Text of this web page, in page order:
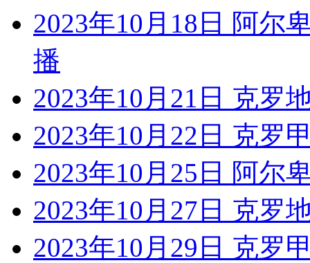
2023年10月18日 阿尔
播
2023年10月21日 克罗
2023年10月22日 克罗
2023年10月25日 阿尔
2023年10月27日 克罗
2023年10月29日 克罗